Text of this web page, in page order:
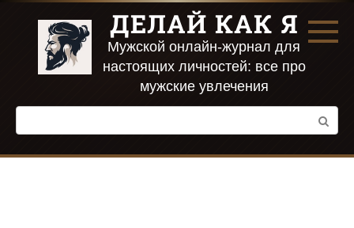
Перейти
контенту
ДЕЛАЙ КАК Я
Мужской онлайн-журнал для
настоящих личностей: все про
мужские увлечения
Поиск: